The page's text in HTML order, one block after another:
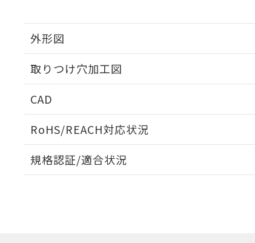
外形図
取りつけ穴加工図
CAD
RoHS/REACH対応状況
EU RoHS 注意事項・凡例
規格認証/適合状況